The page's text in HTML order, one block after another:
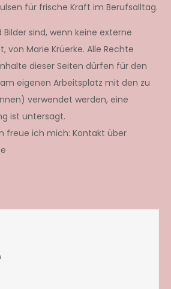
für frische Kraft im Berufsalltag.
sind, wenn keine externe
von Marie Krüerke. Alle Rechte
dieser Seiten dürfen für den
eigenen Arbeitsplatz mit den zu
verwendet werden, eine
ist untersagt.
freue ich mich: Kontakt über